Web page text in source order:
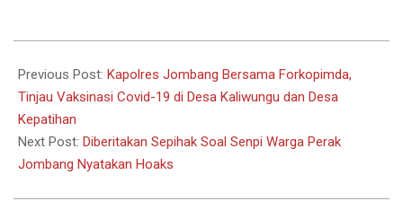
07-
09
Previous Post: Kapolres Jombang Bersama Forkopimda,
Tinjau Vaksinasi Covid-19 di Desa Kaliwungu dan Desa
Kepatihan
Next Post: Diberitakan Sepihak Soal Senpi Warga Perak
Jombang Nyatakan Hoaks